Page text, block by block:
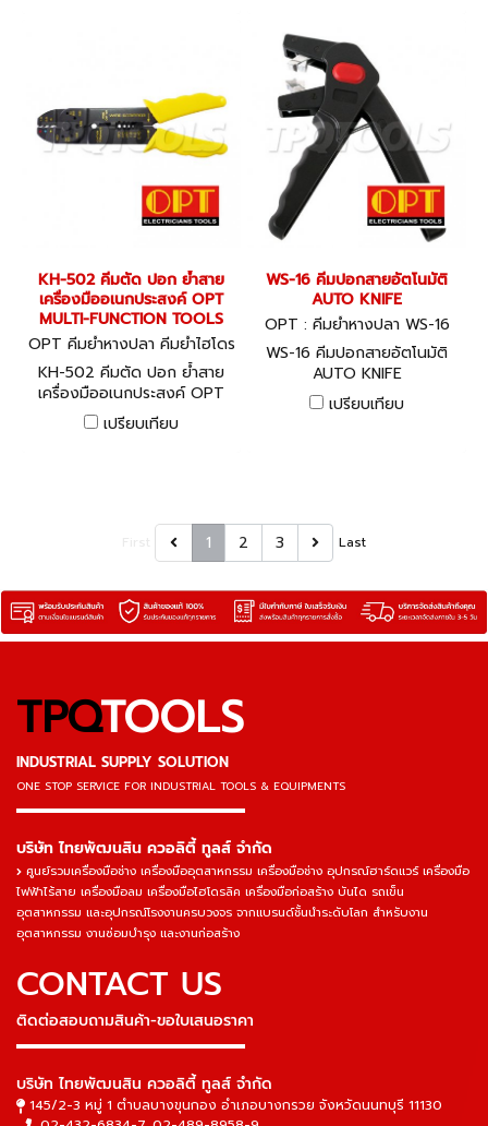
KH-502 คีมตัด ปอก ย้ำสาย
เครื่องมืออเนกประสงค์ OPT
MULTI-FUNCTION TOOLS
OPT คีมย้ำหางปลา คีมย้ำไฮโดร
ลิค KH-502
KH-502 คีมตัด ปอก ย้ำสาย
เครื่องมืออเนกประสงค์ OPT
MULTI-FUNCTION TOOLS
เปรียบเทียบ
WS-16 คีมปอกสายอัตโนมัติ
AUTO KNIFE
OPT : คีมย้ำหางปลา WS-16
WS-16 คีมปอกสายอัตโนมัติ
AUTO KNIFE
เปรียบเทียบ
1 2 3 Last
TPQTOOLS
INDUSTRIAL SUPPLY SOLUTION
ONE STOP SERVICE FOR INDUSTRIAL TOOLS & EQUIPMENTS
▬▬▬▬▬▬▬▬▬▬▬▬▬▬▬
บริษัท ไทยพัฒนสิน ควอลิตี้ ทูลส์ จำกัด
ศูนย์รวมเครื่องมือช่าง เครื่องมืออุตสาหกรรม เครื่องมือช่าง อุปกรณ์ฮาร์ดแวร์ เครื่องมือ
ไฟฟ้าไร้สาย เครื่องมือลม เครื่องมือไฮโดรลิค เครื่องมือก่อสร้าง บันได รถเข็น
อุตสาหกรรม และอุปกรณ์โรงงานครบวงจร จากแบรนด์ชั้นนำระดับโลก สำหรับงาน
อุตสาหกรรม งานซ่อมบำรุง และงานก่อสร้าง
CONTACT US
ติดต่อสอบถามสินค้า-ขอใบเสนอราคา
▬▬▬▬▬▬▬▬▬▬▬▬▬▬▬
บริษัท ไทยพัฒนสิน ควอลิตี้ ทูลส์ จำกัด
145/2-3 หมู่ 1 ตำบลบางขุนกอง อำเภอบางกรวย จังหวัดนนทบุรี 11130